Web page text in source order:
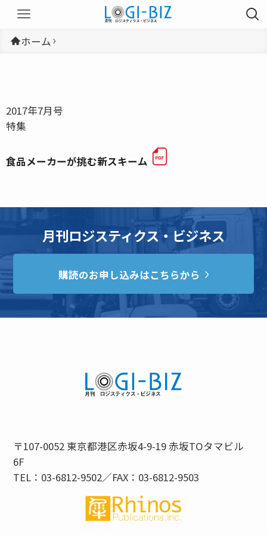
ホーム
2017年7月号
特集
食品メーカーが挑む新スキーム
月刊ロジスティクス・ビジネス
購読のお申し込みはこちらから
〒107-0052 東京都港区赤坂4-9-19 赤坂TOタマビル
6F
TEL：03-6812-9502／FAX：03-6812-9503